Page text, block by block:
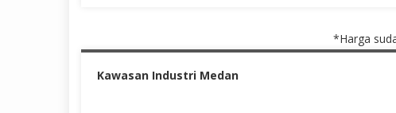
*Harga
Kawasan Industri Medan